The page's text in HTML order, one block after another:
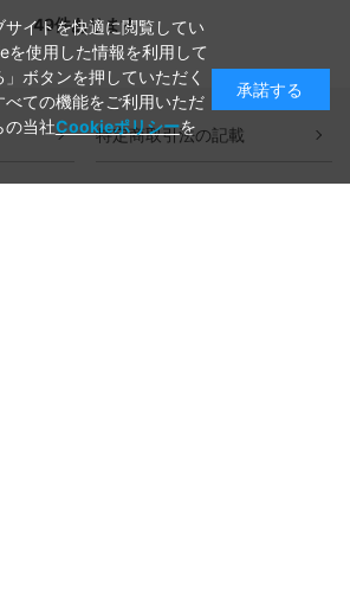
49件あります
特定商取引法の記載
イトを快適に閲覧してい
を使用した情報を利用して
ボタンを押していただく
べての機能をご利用いただ
の当社Cookieポリシーを
承諾する